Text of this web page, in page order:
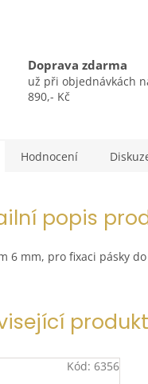
Doprava zdarma
už při objednávkách
890,- Kč
Kód: 6356
Hodnocení
popis
6 mm, pro fixaci pásky